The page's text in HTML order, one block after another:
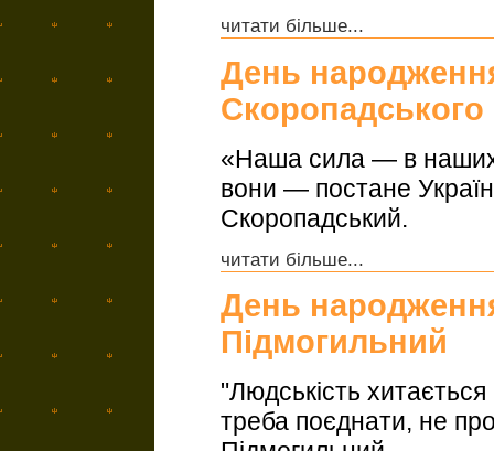
читати більше...
День
Скоропадського
«Наша сила — в наших
вони — постане
Скоропадський.
читати більше...
День
Підмогильний
"Людськiсть
треба поєднати, не